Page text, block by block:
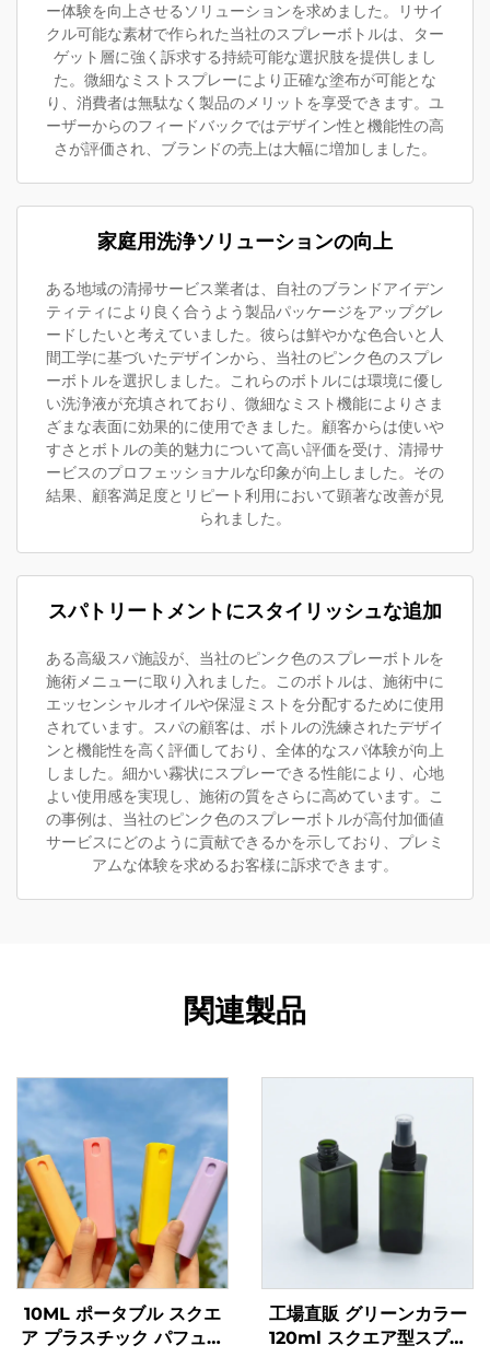
ー体験を向上させるソリューションを求めました。リサイ
クル可能な素材で作られた当社のスプレーボトルは、ター
ゲット層に強く訴求する持続可能な選択肢を提供しまし
た。微細なミストスプレーにより正確な塗布が可能とな
り、消費者は無駄なく製品のメリットを享受できます。ユ
ーザーからのフィードバックではデザイン性と機能性の高
さが評価され、ブランドの売上は大幅に増加しました。
家庭用洗浄ソリューションの向上
ある地域の清掃サービス業者は、自社のブランドアイデン
ティティにより良く合うよう製品パッケージをアップグレ
ードしたいと考えていました。彼らは鮮やかな色合いと人
間工学に基づいたデザインから、当社のピンク色のスプレ
ーボトルを選択しました。これらのボトルには環境に優し
い洗浄液が充填されており、微細なミスト機能によりさま
ざまな表面に効果的に使用できました。顧客からは使いや
すさとボトルの美的魅力について高い評価を受け、清掃サ
ービスのプロフェッショナルな印象が向上しました。その
結果、顧客満足度とリピート利用において顕著な改善が見
られました。
スパトリートメントにスタイリッシュな追加
ある高級スパ施設が、当社のピンク色のスプレーボトルを
施術メニューに取り入れました。このボトルは、施術中に
エッセンシャルオイルや保湿ミストを分配するために使用
されています。スパの顧客は、ボトルの洗練されたデザイ
ンと機能性を高く評価しており、全体的なスパ体験が向上
しました。細かい霧状にスプレーできる性能により、心地
よい使用感を実現し、施術の質をさらに高めています。こ
の事例は、当社のピンク色のスプレーボトルが高付加価値
サービスにどのように貢献できるかを示しており、プレミ
アムな体験を求めるお客様に訴求できます。
関連製品
10ML ポータブル スクエ
ア プラスチック パフュー
工場直販 グリーンカラー
120ml スクエア型スプレ